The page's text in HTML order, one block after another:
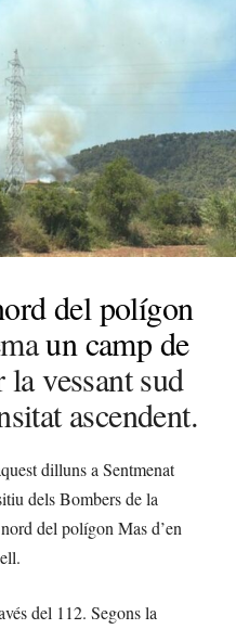
del polígon
un camp de
vessant sud
ascendent.
dilluns a Sentmenat
dels Bombers de la
del polígon Mas d’en
del 112. Segons la